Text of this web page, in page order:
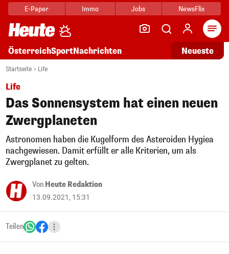
E-Paper Immo Jobs NewsFlix
ÖsterreichSportNachrichten Neueste
Startseite Life
Life
Das Sonnensystem hat einen neuen
Zwergplaneten
Astronomen haben die Kugelform des Asteroiden Hygiea
nachgewiesen. Damit erfüllt er alle Kriterien, um als
Zwergplanet zu gelten.
Von Heute Redaktion
13.09.2021, 15:31
Teilen